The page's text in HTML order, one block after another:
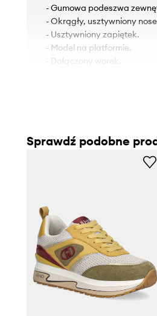
- Gumowa podeszwa
- Okrągły, usztywniony
- Usztywniony zapiętek.
- Model na platformie.
- Dołączony worek.
Sprawdź podobne